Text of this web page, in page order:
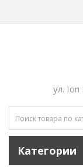
ул.
Категории